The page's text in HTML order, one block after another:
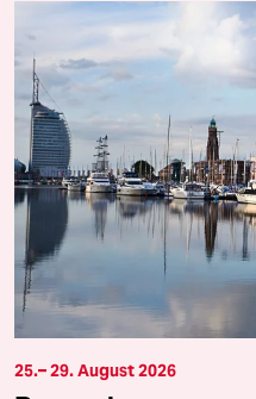
25.– 29. August 2026